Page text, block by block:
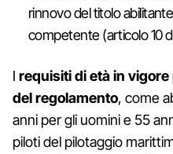
rinnovo del titolo
competente (articolo 10
I requisiti di età in
del regolamento, come
anni per gli uomini e 55
piloti del pilotaggio